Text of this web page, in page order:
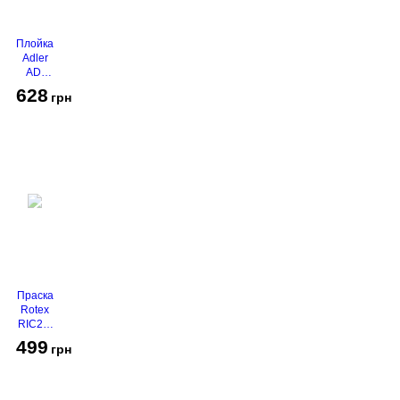
Плойка
Adler
AD-
2116
628 грн
Праска
Rotex
RIC21-
N
Super
499 грн